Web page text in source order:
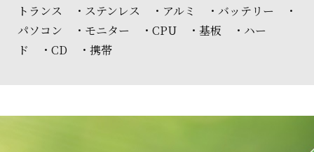
トランス ・ステンレス ・アルミ ・バッテリー ・
パソコン ・モニター ・CPU ・基板 ・ハー
ド ・CD ・携帯